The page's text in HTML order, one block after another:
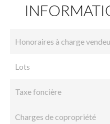
Honoraires à charge
Lots
Taxe foncière
Charges de copropriété